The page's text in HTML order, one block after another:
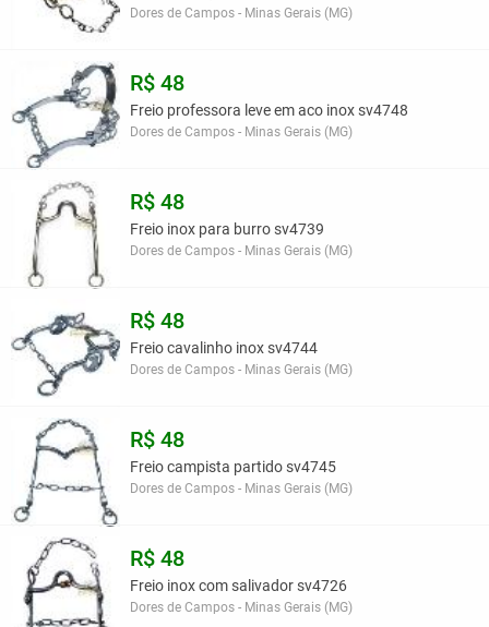
Dores de Campos - Minas Gerais (MG)
R$ 48
Freio professora leve em aco inox sv4748
Dores de Campos - Minas Gerais (MG)
R$ 48
Freio inox para burro sv4739
Dores de Campos - Minas Gerais (MG)
R$ 48
Freio cavalinho inox sv4744
Dores de Campos - Minas Gerais (MG)
R$ 48
Freio campista partido sv4745
Dores de Campos - Minas Gerais (MG)
R$ 48
Freio inox com salivador sv4726
Dores de Campos - Minas Gerais (MG)